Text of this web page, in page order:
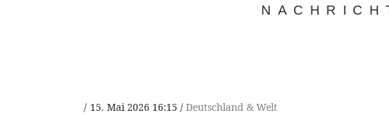
15. Mai 2026 16:15 Deutschland & Welt